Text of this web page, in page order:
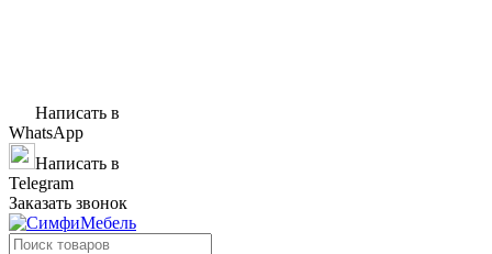
Написать в
WhatsApp
Написать в
Telegram
Заказать звонок